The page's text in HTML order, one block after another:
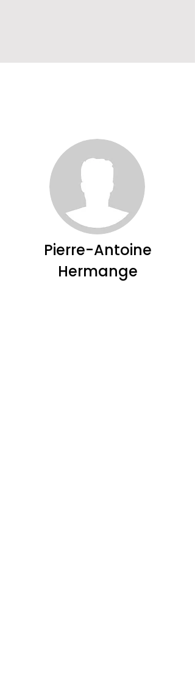
Pierre-Antoine
Hermange